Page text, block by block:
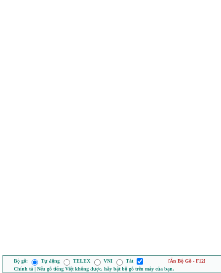
Bộ gõ: Tự động TELEX VNI Tắt
[Ẩn Bộ Gõ - F12]
Chính tả | Nếu gõ tiếng Việt không được, hãy bật bộ gõ trên máy của bạn.